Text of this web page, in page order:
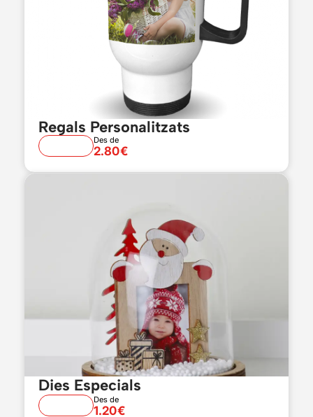
Regals Personalitzats
Des de
2.80€
Dies Especials
Des de
1.20€